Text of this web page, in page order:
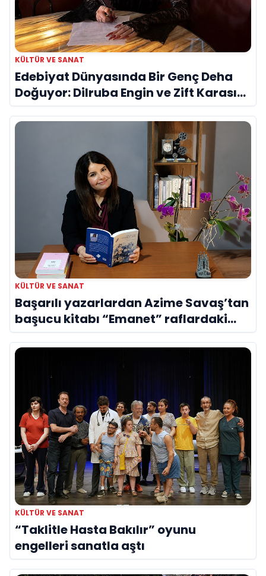
KÜLTÜR VE SANAT
Edebiyat Dünyasında Bir Genç Deha
Doğuyor: Dilruba Engin ve Zift Karası
Evreni ‘AVENOİR’
KÜLTÜR VE SANAT
Başarılı yazarlardan Azime Savaş’tan
başucu kitabı “Emanet” raflardaki
yerini aldı
KÜLTÜR VE SANAT
“Taklitle Hasta Bakılır” oyunu
engelleri sanatla aştı